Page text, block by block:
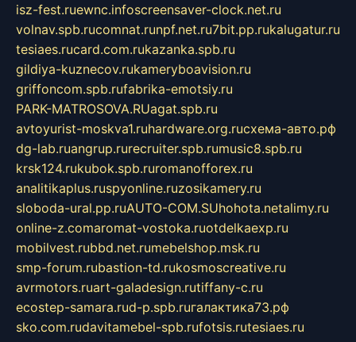
isz-fest.ruewnc.infoscreensaver-clock.net.ru
volnav.spb.rucomnat.runpf.net.ru7bit.pp.rukalugatur.ru
tesiaes.rucard.com.rukazanka.spb.ru
gildiya-kuznecov.rukameryboavision.ru
griffoncom.spb.rufabrika-emotsiy.ru
PARK-MATROSOVA.RUagat.spb.ru
avtoyurist-moskva1.ruhardware.org.ruсхема-авто.рф
dg-lab.ruangrup.rurecruiter.spb.rumusic8.spb.ru
krsk124.rukubok.spb.ruromanofforex.ru
analitikaplus.ruspyonline.ruzosikamery.ru
sloboda-ural.pp.ruAUTO-COM.SUhohota.netalimy.ru
online-z.comaromat-vostoka.ruotdelkaexp.ru
mobilvest.rubbd.net.rumebelshop.msk.ru
smp-forum.rubastion-td.rukosmoscreative.ru
avrmotors.ruart-galadesign.rutiffany-c.ru
ecostep-samara.rud-p.spb.ruгалактика73.рф
sko.com.rudavitamebel-spb.rufotsis.rutesiaes.ru